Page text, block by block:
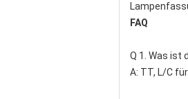
FAQ
Q 1. Was ist
A: TT, L/C